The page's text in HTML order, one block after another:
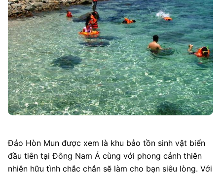
Đảo Hòn Mun được xem là khu bảo tồn sinh vật biển
đầu tiên tại Đông Nam Á cùng với phong cảnh thiên
nhiên hữu tình chắc chắn sẽ làm cho bạn siêu lòng. Với